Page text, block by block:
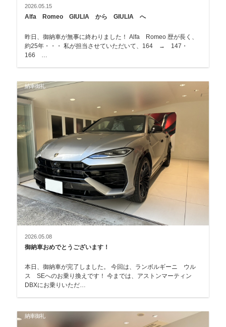
2026.05.15
Alfa Romeo GIULIA から GIULIA へ
昨日、御納車が無事に終わりました！ Alfa Romeo 歴が長く、
約25年・・・ 私が担当させていただいて、164 → 147・
166 …
納車御礼
2026.05.08
御納車おめでとうございます！
本日、御納車が完了しました。 今回は、ランボルギーニ ウル
ス SEへのお乗り換えです！ 今までは、アストンマーティン
DBXにお乗りいただ…
納車御礼